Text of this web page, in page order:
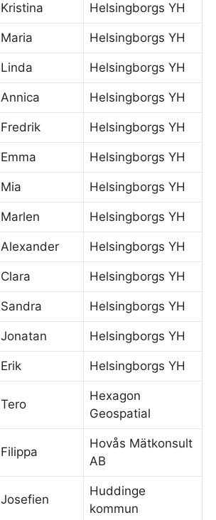
Kristina Helsingborgs YH
Maria Helsingborgs YH
Linda Helsingborgs YH
Annica Helsingborgs YH
Fredrik Helsingborgs YH
Emma Helsingborgs YH
Mia Helsingborgs YH
Marlen Helsingborgs YH
Alexander Helsingborgs YH
Clara Helsingborgs YH
Sandra Helsingborgs YH
Jonatan Helsingborgs YH
Erik Helsingborgs YH
Tero
Hexagon
Geospatial
Filippa
Hovås Mätkonsult
AB
Josefien
Huddinge
kommun